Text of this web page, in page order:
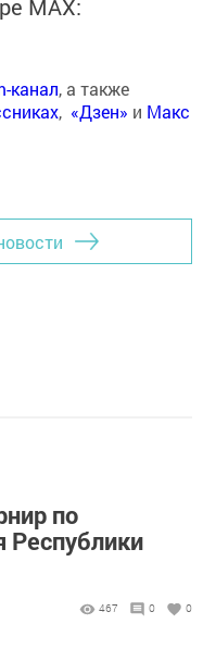
MАХ:
канал, а также
, «Дзен» и Макс
по
Республики
467 0 0